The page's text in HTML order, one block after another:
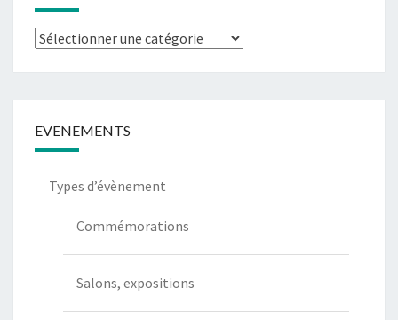
Types
EVENEMENTS
Types d’évènement
Commémorations
Salons, expositions